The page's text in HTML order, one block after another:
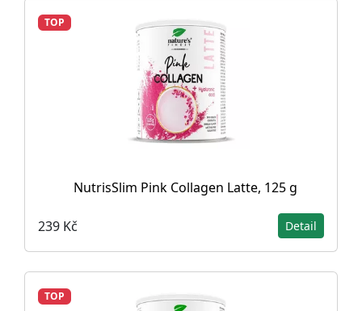
TOP
NutrisSlim Pink Collagen Latte, 125 g
239 Kč Detail
TOP